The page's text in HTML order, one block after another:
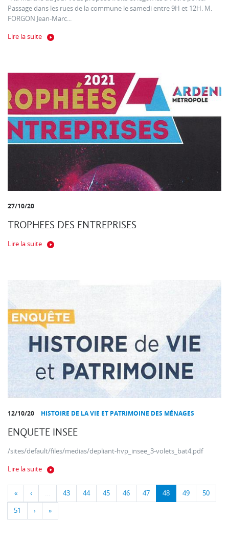
Passage dans les rues de la commune le samedi entre 9H et 12H. M.
FORGON Jean-Marc...
Lire la suite
27/10/20
TROPHEES DES ENTREPRISES
Lire la suite
12/10/20 HISTOIRE DE LA VIE ET PATRIMOINE DES MÉNAGES
ENQUETE INSEE
/sites/default/files/medias/depliant-hvp_insee_3-volets_bat4.pdf
Lire la suite
« ‹ … 43 44 45 46 47 48 49 50
51 › »